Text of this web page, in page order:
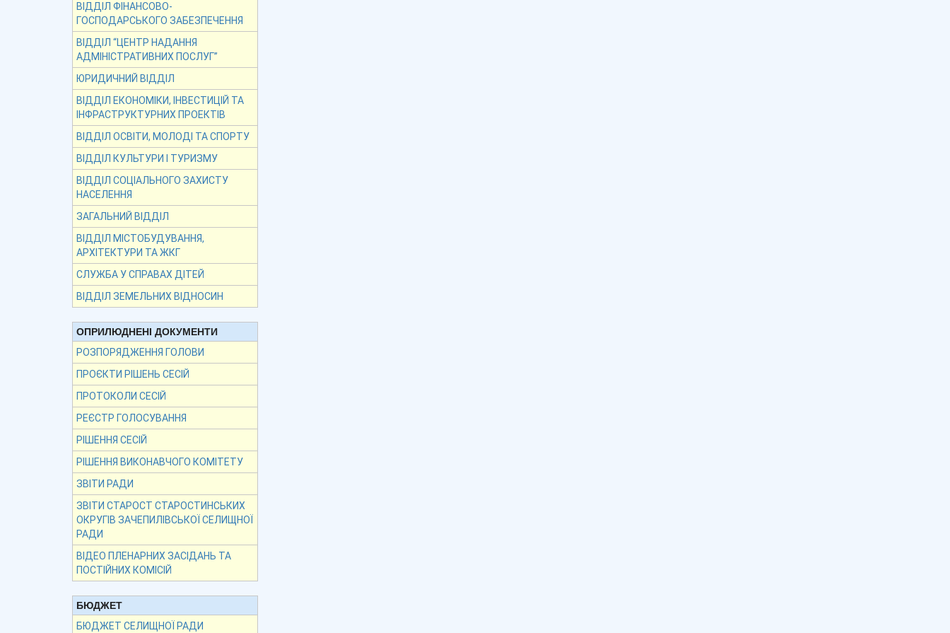
ВІДДІЛ ФІНАНСОВО-
ГОСПОДАРСЬКОГО ЗАБЕЗПЕЧЕННЯ
ВІДДІЛ “ЦЕНТР НАДАННЯ
АДМІНІСТРАТИВНИХ ПОСЛУГ”
ЮРИДИЧНИЙ ВІДДІЛ
ВІДДІЛ ЕКОНОМІКИ, ІНВЕСТИЦІЙ ТА
ІНФРАСТРУКТУРНИХ ПРОЕКТІВ
ВІДДІЛ ОСВІТИ, МОЛОДІ ТА СПОРТУ
ВІДДІЛ КУЛЬТУРИ І ТУРИЗМУ
ВІДДІЛ СОЦІАЛЬНОГО ЗАХИСТУ
НАСЕЛЕННЯ
ЗАГАЛЬНИЙ ВІДДІЛ
ВІДДІЛ МІСТОБУДУВАННЯ,
АРХІТЕКТУРИ ТА ЖКГ
СЛУЖБА У СПРАВАХ ДІТЕЙ
ВІДДІЛ ЗЕМЕЛЬНИХ ВІДНОСИН
ОПРИЛЮДНЕНІ ДОКУМЕНТИ
РОЗПОРЯДЖЕННЯ ГОЛОВИ
ПРОЄКТИ РІШЕНЬ СЕСІЙ
ПРОТОКОЛИ СЕСІЙ
РЕЄСТР ГОЛОСУВАННЯ
РІШЕННЯ СЕСІЙ
РІШЕННЯ ВИКОНАВЧОГО КОМІТЕТУ
ЗВІТИ РАДИ
ЗВІТИ СТАРОСТ СТАРОСТИНСЬКИХ
ОКРУГІВ ЗАЧЕПИЛІВСЬКОЇ СЕЛИЩНОЇ
РАДИ
ВІДЕО ПЛЕНАРНИХ ЗАСІДАНЬ ТА
ПОСТІЙНИХ КОМІСІЙ
БЮДЖЕТ
БЮДЖЕТ СЕЛИЩНОЇ РАДИ